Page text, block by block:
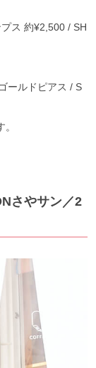
ス 約¥2,500 / SH
ールドピアス / S
さやサン／2